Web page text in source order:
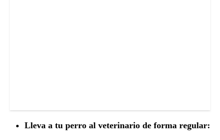
Lleva a tu perro al veterinario de forma regular: